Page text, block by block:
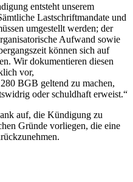
entsteht unserem
Lastschriftmandate und
umgestellt werden; der
Aufwand sowie
können sich auf
Wir dokumentieren diesen
vor,
BGB geltend zu machen,
oder schuldhaft erweist.“
auf, die Kündigung zu
Gründe vorliegen, die eine